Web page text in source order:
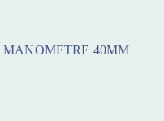
MANOMETRE 40MM